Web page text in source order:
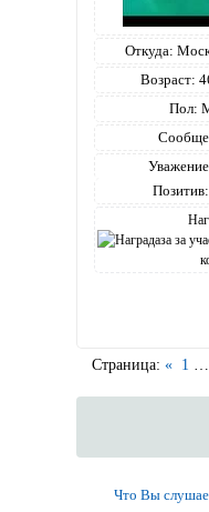
Откуда:
Возраст:
Пол:
Позитив:
Страница: « 1
Что Вы